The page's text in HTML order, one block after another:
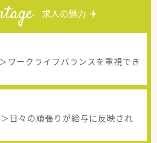
求人の魅力
ワークライフバランスを重視でき
日々の頑張りが給与に反映され